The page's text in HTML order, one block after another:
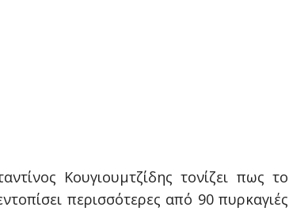
Κουγιουμτζίδης τονίζει πως το
περισσότερες από 90 πυρκαγιές